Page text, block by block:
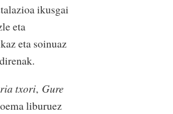
ikusgai
eta
eta soinuaz
txori, Gure
liburuez